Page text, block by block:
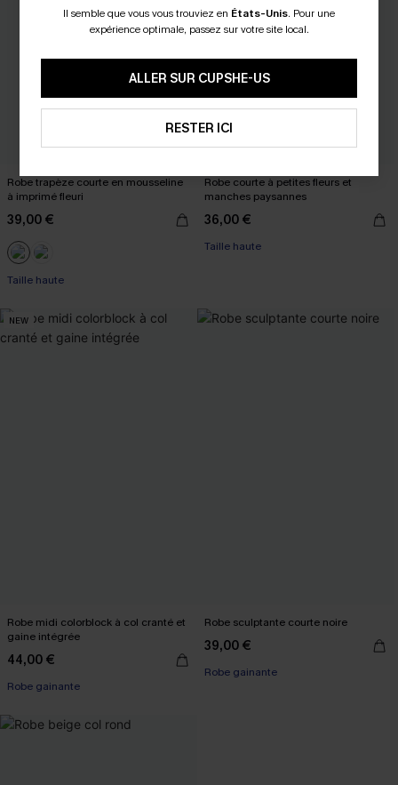
Robe trapèze courte en mousseline
à imprimé fleuri
39,00 €
Taille haute
Robe courte à petites fleurs et
manches paysannes
36,00 €
Taille haute
NEW
Robe midi colorblock à col cranté et
gaine intégrée
44,00 €
Robe gainante
Robe sculptante courte noire
39,00 €
Robe gainante
Il semble que vous vous trouviez en États-Unis. Pour une
expérience optimale, passez sur votre site local.
ALLER SUR CUPSHE-US
RESTER ICI